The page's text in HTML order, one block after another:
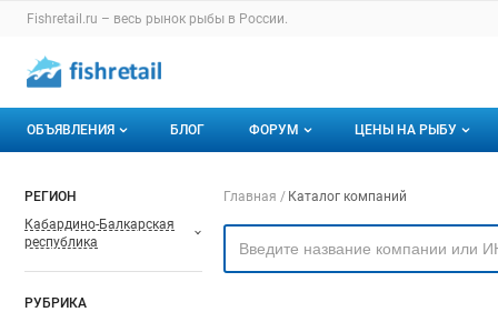
Раздел навигации по сайту fishretail.ru
Fishretail.ru – весь рынок рыбы в России.
Авторизация и меню пользователя
Навигация по разделам сайта fishretail.ru
ОБЪЯВЛЕНИЯ
Горячее предложение
Мои объявления
БЛОГ ФОРУМ
Избранные
С моим участием
ЦЕНЫ НА РЫБУ
Актуальные
Динамика цен
РЕГИОН
Кабардино-Балкарская
республика
РУБРИКА
Навигация по
Главная Каталог компаний